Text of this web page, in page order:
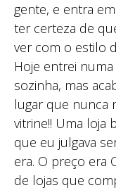
gente, e entra
ter certeza de
ver com o estilo
Hoje entrei
sozinha, mas
lugar que nunca
vitrine!! Uma loja
que eu julgava
era. O preço era
de lojas que